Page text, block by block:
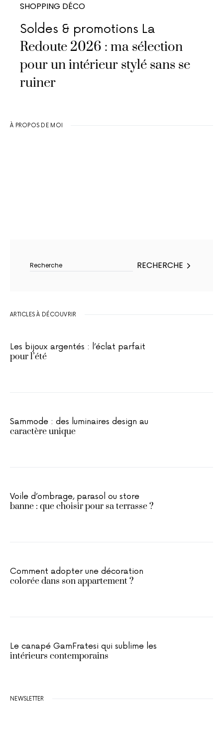
SHOPPING DÉCO
Soldes & promotions La
Redoute 2026 : ma sélection
pour un intérieur stylé sans se
ruiner
À PROPOS DE MOI
RECHERCHE
ARTICLES À DÉCOUVRIR
Les bijoux argentés : l’éclat parfait
pour l’été
Sammode : des luminaires design au
caractère unique
Voile d’ombrage, parasol ou store
banne : que choisir pour sa terrasse ?
Comment adopter une décoration
colorée dans son appartement ?
Le canapé GamFratesi qui sublime les
intérieurs contemporains
NEWSLETTER